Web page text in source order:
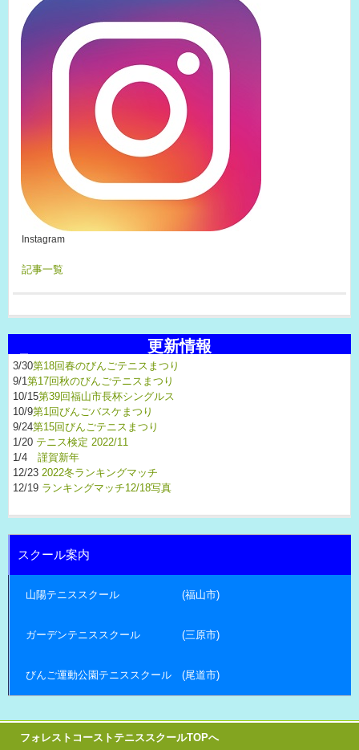
Instagram
記事一覧
更新情報
3/30第18回春のびんごテニスまつり
9/1第17回秋のびんごテニスまつり
10/15第39回福山市長杯シングルス
10/9第1回びんごバスケまつり
9/24第15回びんごテニスまつり
1/20 テニス検定 2022/11
1/4 謹賀新年
12/23 2022冬ランキングマッチ
12/19 ランキングマッチ12/18写真
スクール案内
山陽テニススクール (福山市)
ガーデンテニススクール (三原市)
びんご運動公園テニススクール (尾道市)
フォレストコーストテニススクールTOPへ